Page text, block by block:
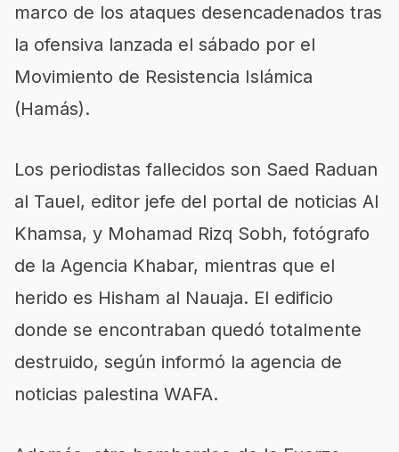
marco de los ataques desencadenados tras
la ofensiva lanzada el sábado por el
Movimiento de Resistencia Islámica
(Hamás).
Los periodistas fallecidos son Saed Raduan
al Tauel, editor jefe del portal de noticias Al
Khamsa, y Mohamad Rizq Sobh, fotógrafo
de la Agencia Khabar, mientras que el
herido es Hisham al Nauaja. El edificio
donde se encontraban quedó totalmente
destruido, según informó la agencia de
noticias palestina WAFA.